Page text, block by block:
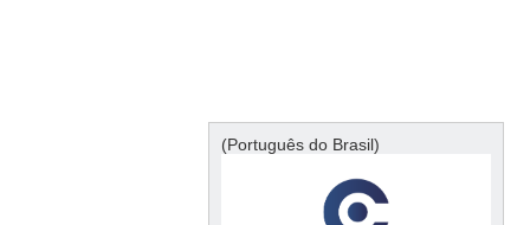
(Português do Brasil)